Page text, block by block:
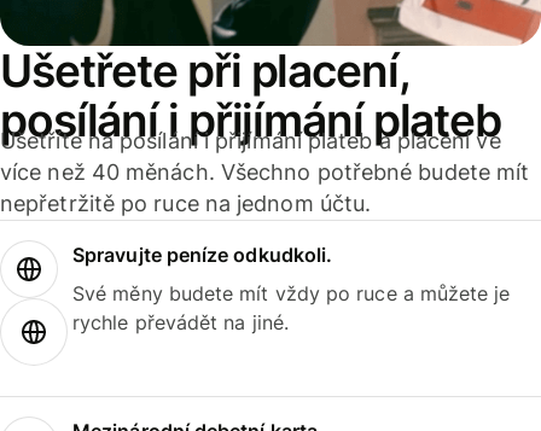
Ušetřete při placení,
posílání i přijímání plateb
Ušetříte na posílání i přijímání plateb a placení ve
více než 40 měnách. Všechno potřebné budete mít
nepřetržitě po ruce na jednom účtu.
Spravujte peníze odkudkoli.
Své měny budete mít vždy po ruce a můžete je
rychle převádět na jiné.